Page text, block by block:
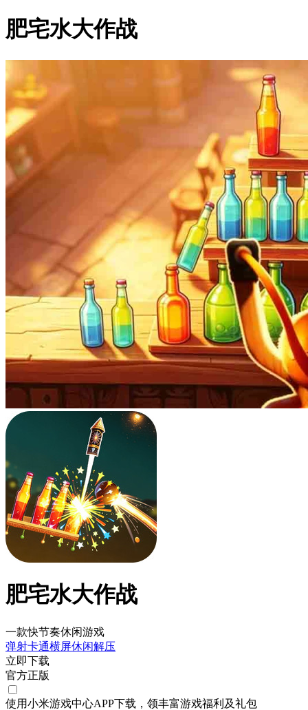
肥宅水大作战
肥宅水大作战
一款快节奏休闲游戏
弹射卡通横屏休闲解压
立即下载
官方正版
使用小米游戏中心APP下载 ，领丰富游戏福利 及礼包